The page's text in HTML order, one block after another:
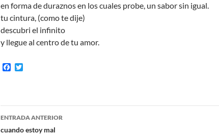
en forma de duraznos en los cuales probe, un sabor sin igual.
tu cintura, (como te dije)
descubri el infinito
y llegue al centro de tu amor.
F
o
o
e
r
Navegación
de
ENTRADA ANTERIOR
cuando estoy mal